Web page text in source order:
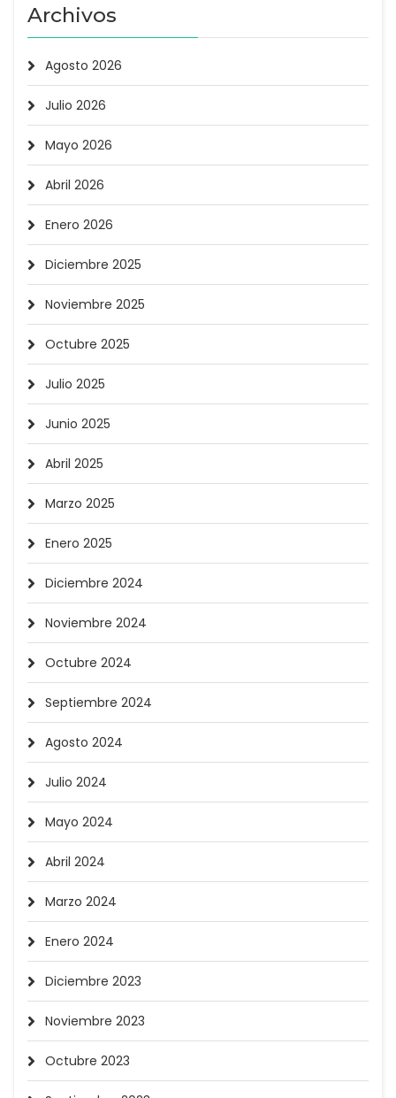
Archivos
Agosto 2026
Julio 2026
Mayo 2026
Abril 2026
Enero 2026
Diciembre 2025
Noviembre 2025
Octubre 2025
Julio 2025
Junio 2025
Abril 2025
Marzo 2025
Enero 2025
Diciembre 2024
Noviembre 2024
Octubre 2024
Septiembre 2024
Agosto 2024
Julio 2024
Mayo 2024
Abril 2024
Marzo 2024
Enero 2024
Diciembre 2023
Noviembre 2023
Octubre 2023